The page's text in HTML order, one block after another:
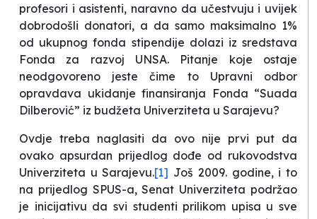
profesori i asistenti, naravno da učestvuju i uvijek
dobrodošli donatori, a da samo maksimalno 1%
od ukupnog fonda stipendije dolazi iz sredstava
Fonda za razvoj UNSA. Pitanje koje ostaje
neodgovoreno jeste čime to Upravni odbor
opravdava ukidanje finansiranja Fonda “Suada
Dilberović” iz budžeta Univerziteta u Sarajevu?
Ovdje treba naglasiti da ovo nije prvi put da
ovako apsurdan prijedlog dođe od rukovodstva
Univerziteta u Sarajevu.[1] Još 2009. godine, i to
na prijedlog SPUS-a, Senat Univerziteta podržao
je inicijativu da svi studenti prilikom upisa u sve